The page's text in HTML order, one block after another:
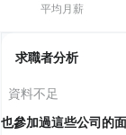
平均月薪
求職者分析
資料不足
也參加過這些公司的